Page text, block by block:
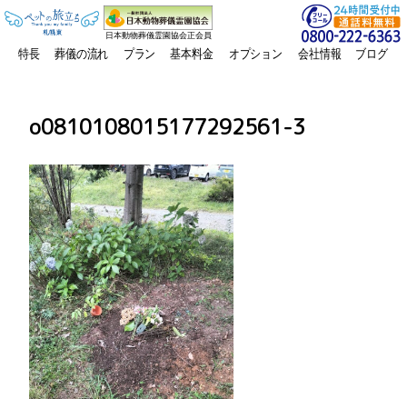
日本動物葬儀霊園協会正会員
特長 葬儀の流れ プラン 基本料金 オプション 会社情報 ブログ
o0810108015177292561-3